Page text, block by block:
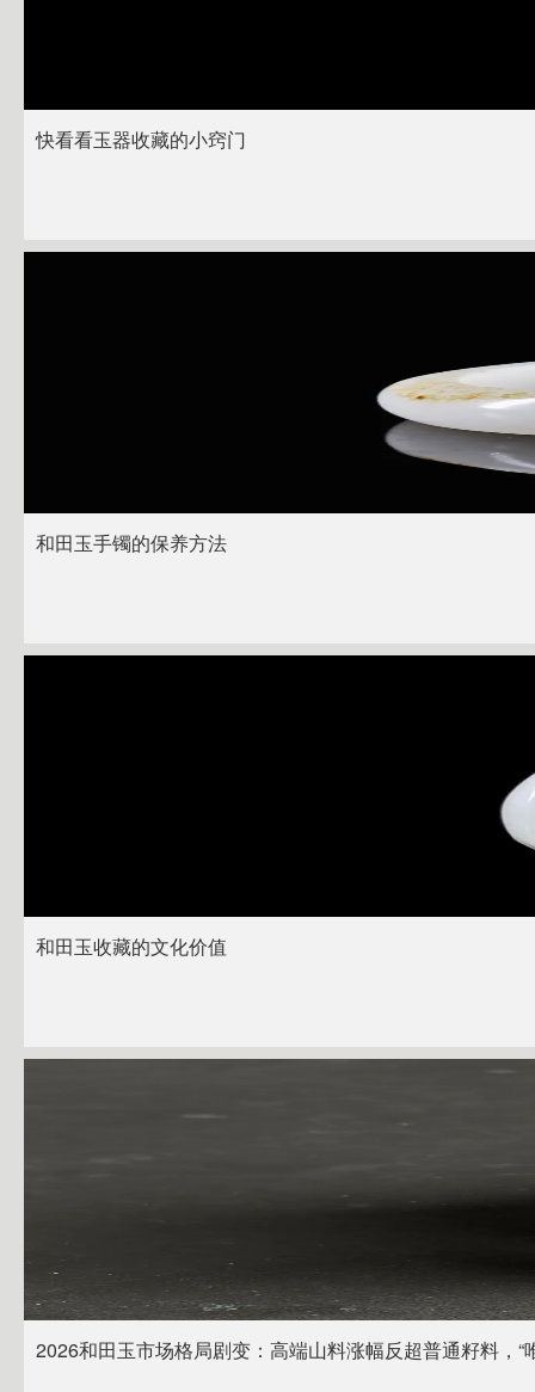
快看看玉器收藏的小窍门
和田玉手镯的保养方法
和田玉收藏的文化价值
2026和田玉市场格局剧变：高端山料涨幅反超普通籽料，“